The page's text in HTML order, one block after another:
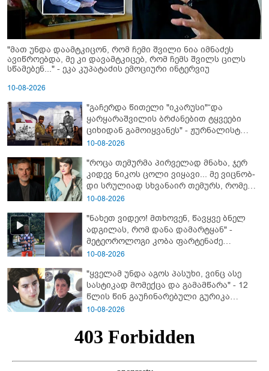
"მათ უნდა დაამტკიცონ, რომ ჩემი შვილი ნია იმნაძეს
ავიწროებდა, მე კი დავამტკიცებ, რომ ჩემს შვილს ცილს
სწამებენ..." - ეკა კუპატაძის ემოციური ინტერვიუ
10-08-2026
"გაჩერდა წითელი "იკარუსი"“და
ყარყარაშვილის ბრძანებით ტყვეები
ციხიდან გამოიყვანეს" - ჟურნალისტ
თამრიკო მოლაშვილის თვალით
კითხვაზე: როგორ ექცეოდნენ
ქართველები ტყვეებს
10-08-2026
"როცა თემურმა პირველად მნახა, ჯერ
კიდევ ნიკოს ცოლი ვიყავი... მე ვიც­ნობ­
დი სრუ­ლი­ად სხვა­ნა­ირ თე­მურს, რო­მელ­
საც მა­შინ არც ბიზ­ნე­სი ჰქონ­და, არა­ფე­რი
თემურ უგულავაზე?
10-08-2026
"ნახეთ ვიდეო! მთხოვენ, წავყვე ბნელ
ადგილას, რომ დანა დამარტყან" -
მეტეოროლოგი კობა ფარტენაძე
ფარულად გადაღებულ კადრებს
10-08-2026
"ყველამ უნდა აგოს პასუხი, ვინც ასე
სასტიკად მომექცა და გამამწარა" - 12
წლის წინ გაუჩინარებული გურიკა
დადიანიძის ბურუსით მოცული საქმის
10-08-2026